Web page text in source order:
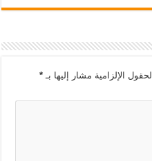
الحقول الإلزامية مشار إليها بـ*